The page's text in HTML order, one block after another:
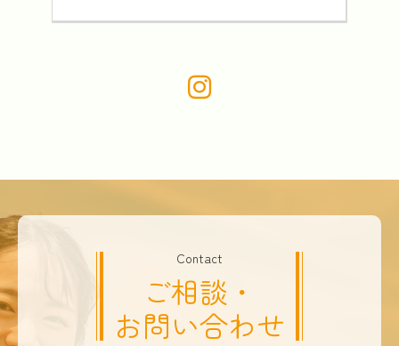
Contact
ご相談・
お問い合わせ